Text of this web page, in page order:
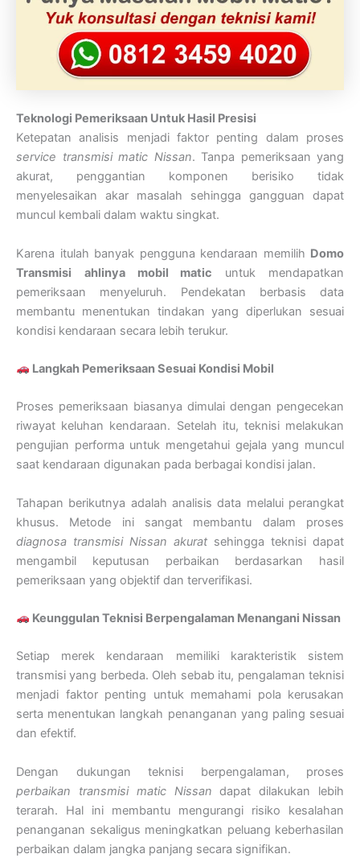
Teknologi Pemeriksaan Untuk Hasil Presisi
Ketepatan analisis menjadi faktor penting dalam proses
service transmisi matic Nissan. Tanpa pemeriksaan yang
akurat, penggantian komponen berisiko tidak
menyelesaikan akar masalah sehingga gangguan dapat
muncul kembali dalam waktu singkat.
Karena itulah banyak pengguna kendaraan memilih Domo
Transmisi
ahlinya mobil matic untuk mendapatkan
pemeriksaan menyeluruh. Pendekatan berbasis data
membantu menentukan tindakan yang diperlukan sesuai
kondisi kendaraan secara lebih terukur.
Langkah Pemeriksaan Sesuai Kondisi Mobil
Proses pemeriksaan biasanya dimulai dengan pengecekan
riwayat keluhan kendaraan. Setelah itu, teknisi melakukan
pengujian performa untuk mengetahui gejala yang muncul
saat kendaraan digunakan pada berbagai kondisi jalan.
Tahapan berikutnya adalah analisis data melalui perangkat
khusus. Metode ini sangat membantu dalam proses
diagnosa transmisi Nissan akurat sehingga teknisi dapat
mengambil keputusan perbaikan berdasarkan hasil
pemeriksaan yang objektif dan terverifikasi.
Keunggulan Teknisi Berpengalaman Menangani Nissan
Setiap merek kendaraan memiliki karakteristik sistem
transmisi yang berbeda. Oleh sebab itu, pengalaman teknisi
menjadi faktor penting untuk memahami pola kerusakan
serta menentukan langkah penanganan yang paling sesuai
dan efektif.
Dengan dukungan teknisi berpengalaman, proses
perbaikan transmisi matic Nissan dapat dilakukan lebih
terarah. Hal ini membantu mengurangi risiko kesalahan
penanganan sekaligus meningkatkan peluang keberhasilan
perbaikan dalam jangka panjang secara signifikan.